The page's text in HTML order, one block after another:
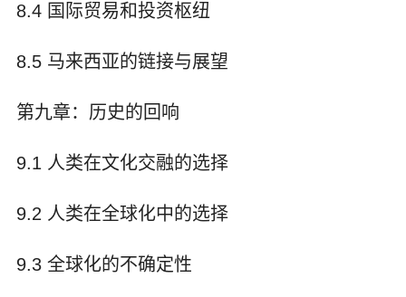
8.4 国际贸易和投资枢纽
8.5 马来西亚的链接与展望
第九章：历史的回响
9.1 人类在文化交融的选择
9.2 人类在全球化中的选择
9.3 全球化的不确定性